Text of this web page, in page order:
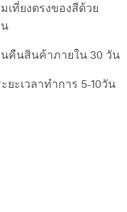
ที่ยงตรงของสีด้วย
นคืนสินค้าภายใน 30 วัน
ะเวลาทำการ 5-10วัน